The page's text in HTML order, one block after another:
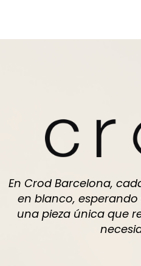
En Crod Barcelona,
en blanco,
una pieza única que